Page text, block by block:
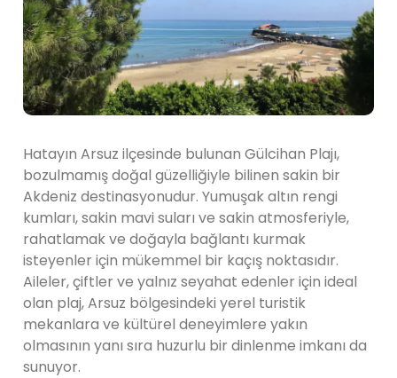
Hatayın Arsuz ilçesinde bulunan Gülcihan Plajı,
bozulmamış doğal güzelliğiyle bilinen sakin bir
Akdeniz destinasyonudur. Yumuşak altın rengi
kumları, sakin mavi suları ve sakin atmosferiyle,
rahatlamak ve doğayla bağlantı kurmak
isteyenler için mükemmel bir kaçış noktasıdır.
Aileler, çiftler ve yalnız seyahat edenler için ideal
olan plaj, Arsuz bölgesindeki yerel turistik
mekanlara ve kültürel deneyimlere yakın
olmasının yanı sıra huzurlu bir dinlenme imkanı da
sunuyor.